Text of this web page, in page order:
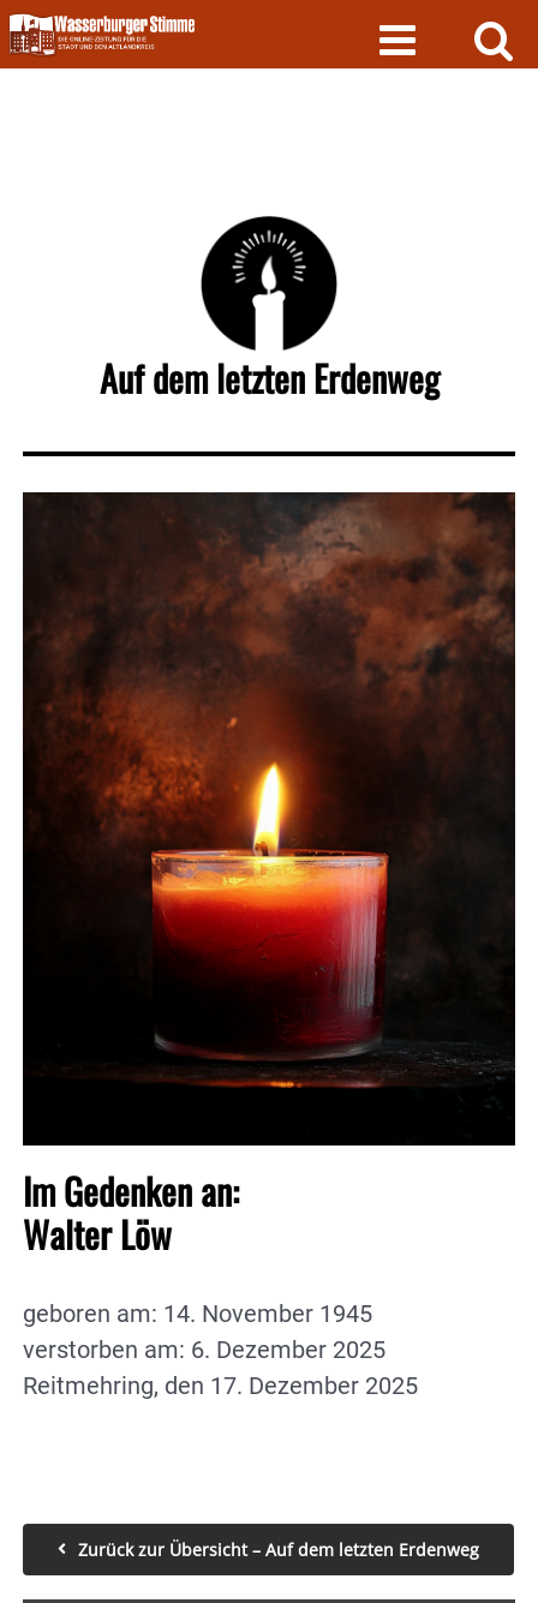
Skip
to
content
Auf dem letzten Erdenweg
Im Gedenken an:
Walter Löw
geboren am: 14. November 1945
verstorben am: 6. Dezember 2025
Reitmehring, den 17. Dezember 2025
Zurück zur Übersicht – Auf dem letzten Erdenweg